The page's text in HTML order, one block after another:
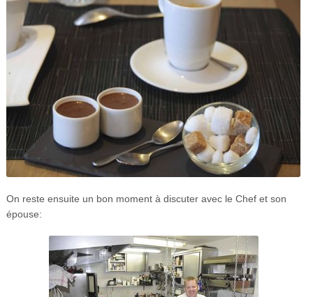
On reste ensuite un bon moment à discuter avec le Chef et son
épouse: